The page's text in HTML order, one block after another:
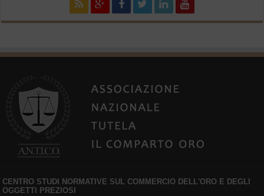
CENTRO STUDI NORMATIVE SUL COMMERCIO DELL'ORO E DEGLI
OGGETTI PREZIOSI